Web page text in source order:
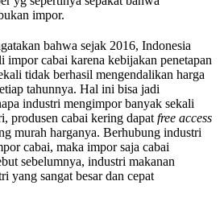
impor.
bahwa sejak 2016, Indonesia
impor cabai karena kebijakan penetapan
tidak berhasil mengendalikan harga
tahunnya. Hal ini bisa jadi
industri mengimpor banyak sekali
produsen cabai kering dapat free access
murah harganya. Berhubung industri
cabai, maka impor saja cabai
sebelumnya, industri makanan
yang sangat besar dan cepat